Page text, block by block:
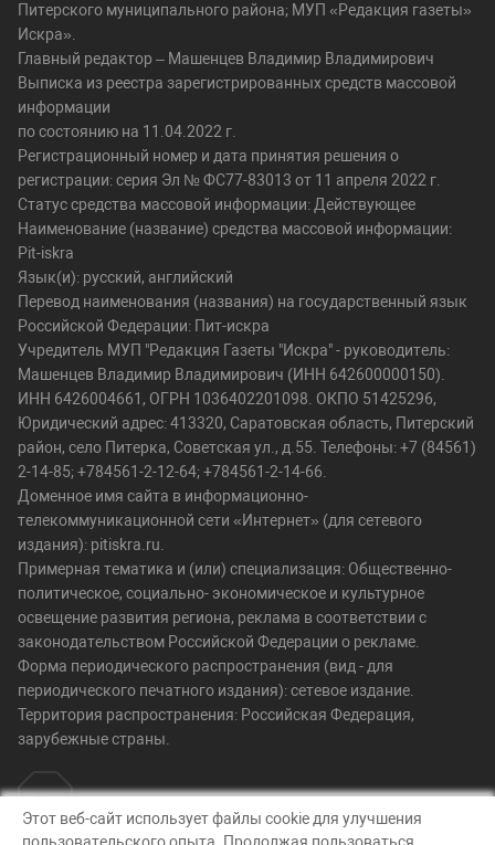
Питерского муниципального района; МУП «Редакция газеты»
Искра».
Главный редактор – Машенцев Владимир Владимирович
Выписка из реестра зарегистрированных средств массовой
информации
по состоянию на 11.04.2022 г.
Регистрационный номер и дата принятия решения о
регистрации: серия Эл № ФС77-83013 от 11 апреля 2022 г.
Статус средства массовой информации: Действующее
Наименование (название) средства массовой информации:
Pit-iskra
Язык(и): русский, английский
Перевод наименования (названия) на государственный язык
Российской Федерации: Пит-искра
Учредитель МУП "Редакция Газеты "Искра" - руководитель:
Машенцев Владимир Владимирович (ИНН 642600000150).
ИНН 6426004661, ОГРН 1036402201098. ОКПО 51425296,
Юридический адрес: 413320, Саратовская область, Питерский
район, село Питерка, Советская ул., д.55. Телефоны: +7 (84561)
2-14-85; +784561-2-12-64; +784561-2-14-66.
Доменное имя сайта в информационно-
телекоммуникационной сети «Интернет» (для сетевого
издания): pitiskra.ru.
Примерная тематика и (или) специализация: Общественно-
политическое, социально- экономическое и культурное
освещение развития региона, реклама в соответствии с
законодательством Российской Федерации о рекламе.
Форма периодического распространения (вид - для
периодического печатного издания): сетевое издание.
Территория распространения: Российская Федерация,
зарубежные страны.
Этот веб-сайт использует файлы cookie для улучшения